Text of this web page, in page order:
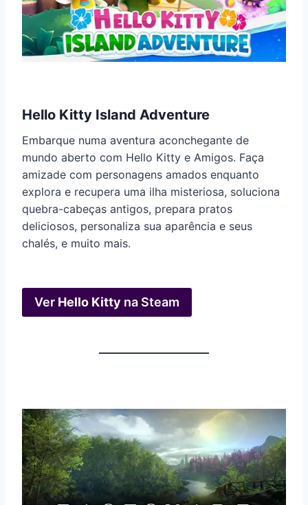
Hello Kitty Island Adventure
Embarque numa aventura aconchegante de
mundo aberto com Hello Kitty e Amigos. Faça
amizade com personagens amados enquanto
explora e recupera uma ilha misteriosa, soluciona
quebra-cabeças antigos, prepara pratos
deliciosos, personaliza sua aparência e seus
chalés, e muito mais.
Ver Hello Kitty na Steam